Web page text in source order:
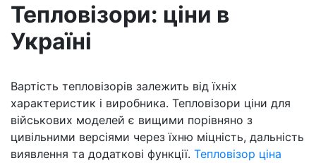
Тепловізори: ціни в
Україні
Вартість тепловізорів залежить від їхніх
характеристик і виробника. Тепловізори ціни для
військових моделей є вищими порівняно з
цивільними версіями через їхню міцність, дальність
виявлення та додаткові функції. Тепловізор ціна